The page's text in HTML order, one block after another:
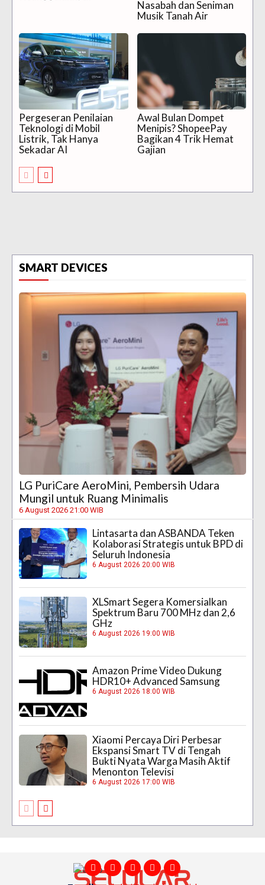
Nasabah dan Seniman
Musik Tanah Air
Pergeseran Penilaian
Teknologi di Mobil
Listrik, Tak Hanya
Sekadar AI
Awal Bulan Dompet
Menipis? ShopeePay
Bagikan 4 Trik Hemat
Gajian
SMART DEVICES
LG PuriCare AeroMini, Pembersih Udara
Mungil untuk Ruang Minimalis
6 August 2026 21:00 WIB
Lintasarta dan ASBANDA Teken
Kolaborasi Strategis untuk BPD di
Seluruh Indonesia
6 August 2026 20:00 WIB
XLSmart Segera Komersialkan
Spektrum Baru 700 MHz dan 2,6
GHz
6 August 2026 19:00 WIB
Amazon Prime Video Dukung
HDR10+ Advanced Samsung
6 August 2026 18:00 WIB
Xiaomi Percaya Diri Perbesar
Ekspansi Smart TV di Tengah
Bukti Nyata Warga Masih Aktif
Menonton Televisi
6 August 2026 17:00 WIB